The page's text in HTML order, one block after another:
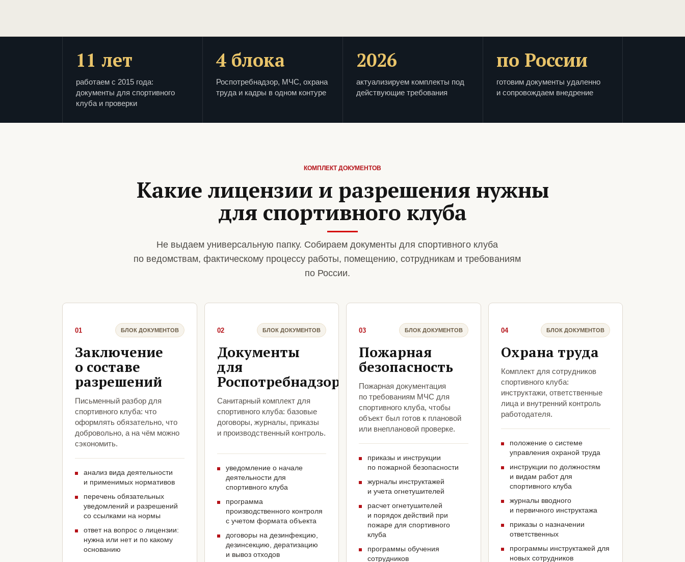
11 лет
работаем с 2015 года:
документы для спортивного
клуба и проверки
4 блока
Роспотребнадзор, МЧС, охрана
труда и кадры в одном контуре
2026
актуализируем комплекты под
действующие требования
по России
готовим документы удаленно
и сопровождаем внедрение
КОМПЛЕКТ ДОКУМЕНТОВ
Какие лицензии и разрешения нужны
для спортивного клуба
Не выдаем универсальную папку. Собираем документы для спортивного клуба
по ведомствам, фактическому процессу работы, помещению, сотрудникам и требованиям
по России.
01 БЛОК ДОКУМЕНТОВ
Заключение
о составе
разрешений
Письменный разбор для
спортивного клуба: что
оформлять обязательно, что
добровольно, а на чём можно
сэкономить.
анализ вида деятельности
и применимых нормативов
перечень обязательных
уведомлений и разрешений
со ссылками на нормы
ответ на вопрос о лицензии:
нужна или нет и по какому
основанию
02 БЛОК ДОКУМЕНТОВ
Документы
для
Роспотребнадзора
Санитарный комплект для
спортивного клуба: базовые
договоры, журналы, приказы
и производственный контроль.
уведомление о начале
деятельности для
спортивного клуба
программа
производственного контроля
с учетом формата объекта
договоры на дезинфекцию,
дезинсекцию, дератизацию
и вывоз отходов
03 БЛОК ДОКУМЕНТОВ
Пожарная
безопасность
Пожарная документация
по требованиям МЧС для
спортивного клуба, чтобы
объект был готов к плановой
или внеплановой проверке.
приказы и инструкции
по пожарной безопасности
журналы инструктажей
и учета огнетушителей
расчет огнетушителей
и порядок действий при
пожаре для спортивного
клуба
программы обучения
сотрудников
04 БЛОК ДОКУМЕНТОВ
Охрана труда
Комплект для сотрудников
спортивного клуба:
инструктажи, ответственные
лица и внутренний контроль
работодателя.
положение о системе
управления охраной труда
инструкции по должностям
и видам работ для
спортивного клуба
журналы вводного
и первичного инструктажа
приказы о назначении
ответственных
программы инструктажей для
новых сотрудников